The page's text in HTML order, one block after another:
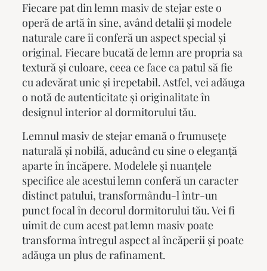
Fiecarepat din lemn masiv de stejareste o
operă de artă în sine, având detalii și modele
naturale care îi conferă un aspect special și
original. Fiecare bucată de lemn are propria sa
textură și culoare, ceea ce face ca patul să fie
cu adevărat unic și irepetabil. Astfel, vei adăuga
o notă de autenticitate și originalitate în
designul interior al dormitorului tău.
Lemnul masiv de stejar emană o frumusețe
naturală și nobilă, aducând cu sine o eleganță
aparte în încăpere. Modelele și nuanțele
specifice ale acestui lemn conferă un caracter
distinct patului, transformându-l într-un
punct focal în decorul dormitorului tău. Vei fi
uimit de cum acestpat lemn masivpoate
transforma întregul aspect al încăperii și poate
adăuga un plus de rafinament.